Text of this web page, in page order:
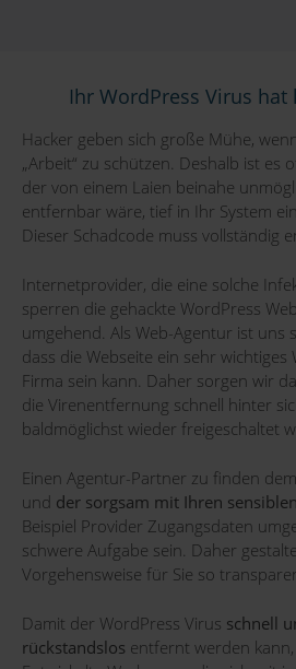
Ihr WordPress Virus hat
Hacker geben sich große Mühe,
„Arbeit“ zu schützen. Deshalb ist es
der von einem Laien beinahe
entfernbar wäre, tief in Ihr System
Dieser Schadcode muss vollständig
Internetprovider, die eine solche
sperren die gehackte WordPress
umgehend. Als Web-Agentur ist uns
dass die Webseite ein sehr wichtiges
Firma sein kann. Daher sorgen wir
die Virenentfernung schnell hinter
baldmöglichst wieder freigeschaltet
Einen Agentur-Partner zu finden
und der sorgsam mit Ihren
Beispiel Provider Zugangsdaten
schwere Aufgabe sein. Daher
Vorgehensweise für Sie so
Damit der WordPress Virus schnell
rückstandslos entfernt werden